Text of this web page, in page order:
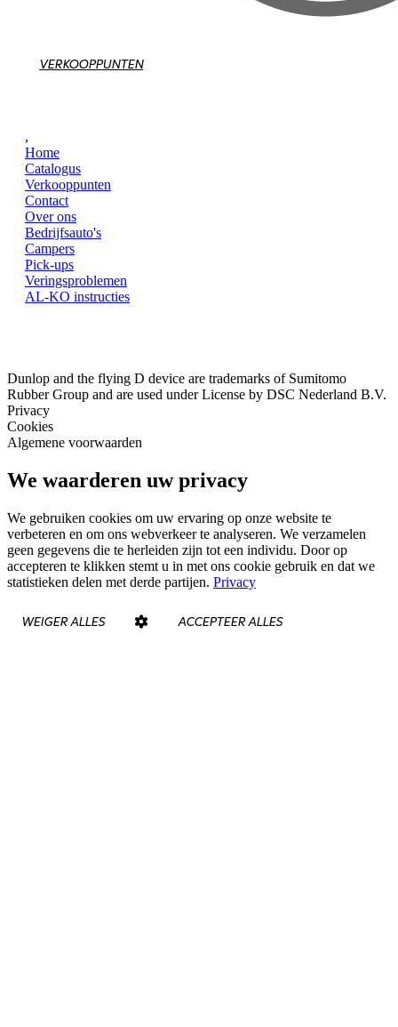
VERKOOPPUNTEN
,
Home
Catalogus
Verkooppunten
Contact
Over ons
Bedrijfsauto's
Campers
Pick-ups
Veringsproblemen
AL-KO instructies
Dunlop and the flying D device are trademarks of Sumitomo
Rubber Group and are used under License by DSC Nederland B.V.
Privacy
Cookies
Algemene voorwaarden
We waarderen uw privacy
We gebruiken cookies om uw ervaring op onze website te
verbeteren en om ons webverkeer te analyseren. We verzamelen
geen gegevens die te herleiden zijn tot een individu. Door op
accepteren te klikken stemt u in met ons cookie gebruik en dat we
statistieken delen met derde partijen. Privacy
WEIGER ALLES ACCEPTEER ALLES